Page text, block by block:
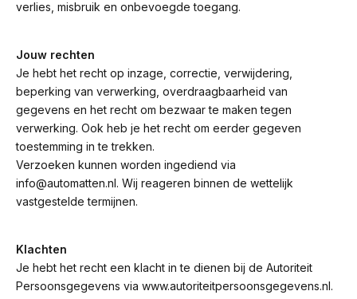
verlies, misbruik en onbevoegde toegang.
Jouw rechten
Je hebt het recht op inzage, correctie, verwijdering,
beperking van verwerking, overdraagbaarheid van
gegevens en het recht om bezwaar te maken tegen
verwerking. Ook heb je het recht om eerder gegeven
toestemming in te trekken.
Verzoeken kunnen worden ingediend via
info@automatten.nl. Wij reageren binnen de wettelijk
vastgestelde termijnen.
Klachten
Je hebt het recht een klacht in te dienen bij de Autoriteit
Persoonsgegevens via www.autoriteitpersoonsgegevens.nl.